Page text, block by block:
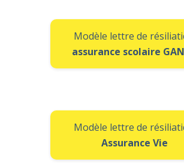
Modèle lettre de
assurance scolaire GAN
Modèle lettre de
Assurance Vie